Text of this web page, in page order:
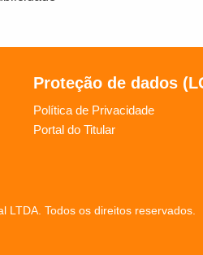
Proteção de dados
Política de Privacidade
Portal do Titular
LTDA. Todos os direitos reservados.